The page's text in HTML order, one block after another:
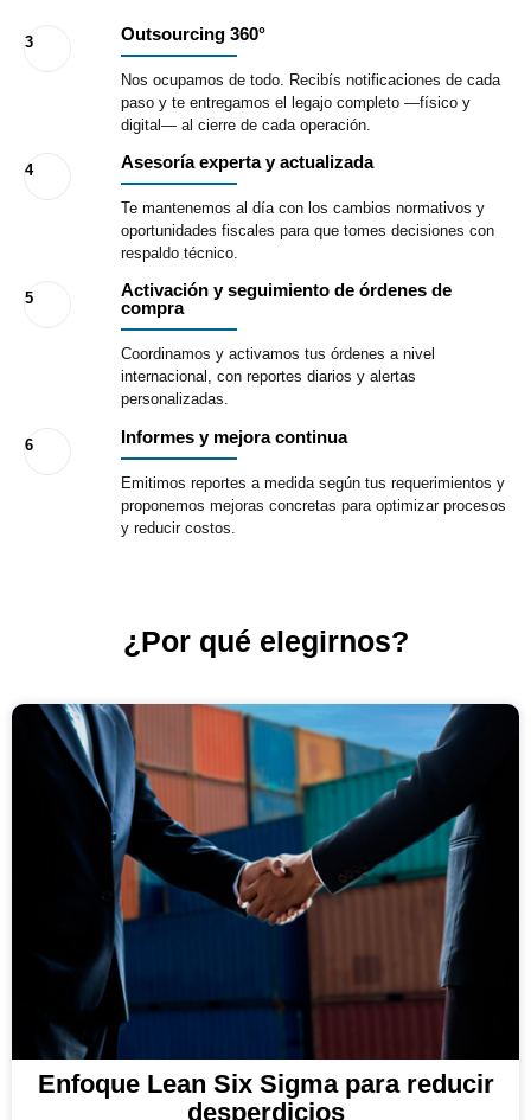
3 Outsourcing 360°
Nos ocupamos de todo. Recibís notificaciones de cada
paso y te entregamos el legajo completo —físico y
digital— al cierre de cada operación.
4 Asesoría experta y actualizada
Te mantenemos al día con los cambios normativos y
oportunidades fiscales para que tomes decisiones con
respaldo técnico.
5
Activación y seguimiento de órdenes de
compra
Coordinamos y activamos tus órdenes a nivel
internacional, con reportes diarios y alertas
personalizadas.
6 Informes y mejora continua
Emitimos reportes a medida según tus requerimientos y
proponemos mejoras concretas para optimizar procesos
y reducir costos.
¿Por qué elegirnos?
Enfoque Lean Six Sigma para reducir
desperdicios